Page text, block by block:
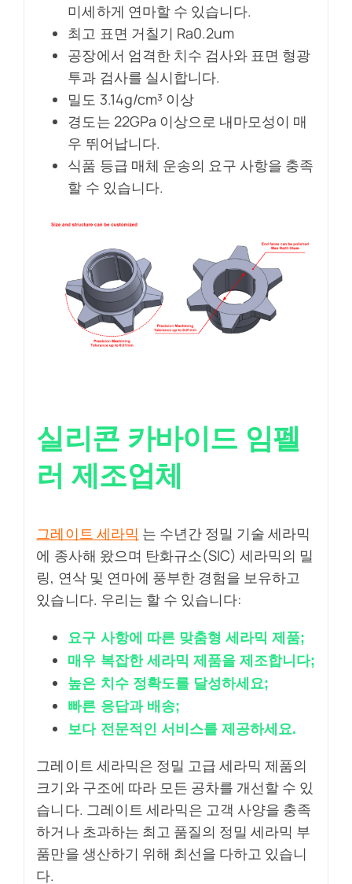
미세하게 연마할 수 있습니다.
최고 표면 거칠기 Ra0.2um
공장에서 엄격한 치수 검사와 표면 형광
투과 검사를 실시합니다.
밀도 3.14g/cm³ 이상
경도는 22GPa 이상으로 내마모성이 매
우 뛰어납니다.
식품 등급 매체 운송의 요구 사항을 충족
할 수 있습니다.
실리콘 카바이드 임펠
러제조업체
그레이트 세라믹 는 수년간 정밀 기술 세라믹
에 종사해 왔으며 탄화규소(SIC) 세라믹의 밀
링, 연삭 및 연마에 풍부한 경험을 보유하고
있습니다. 우리는 할 수 있습니다:
요구 사항에 따른 맞춤형 세라믹 제품;
매우 복잡한 세라믹 제품을 제조합니다;
높은 치수 정확도를 달성하세요;
빠른 응답과 배송;
보다 전문적인 서비스를 제공하세요.
그레이트 세라믹은 정밀 고급 세라믹 제품의
크기와 구조에 따라 모든 공차를 개선할 수 있
습니다. 그레이트 세라믹은 고객 사양을 충족
하거나 초과하는 최고 품질의 정밀 세라믹 부
품만을 생산하기 위해 최선을 다하고 있습니
다.